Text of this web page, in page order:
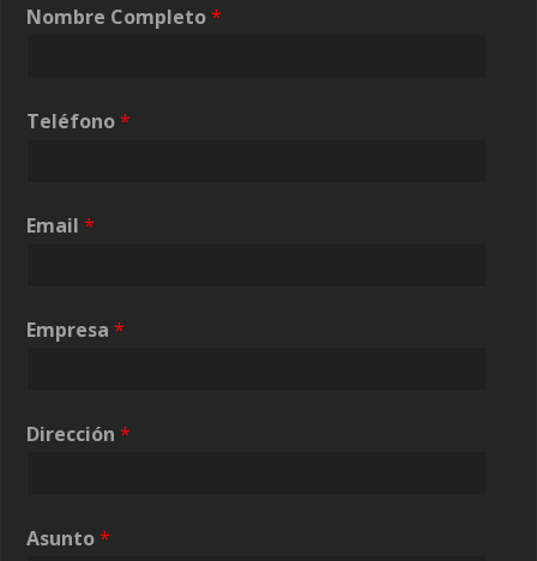
Nombre Completo*
Teléfono*
Email *
Empresa *
Dirección *
E
m
Asunto*